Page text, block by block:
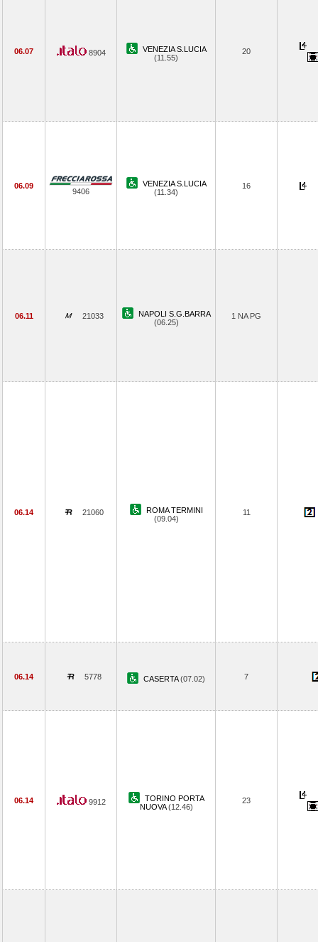
06.07 8904
VENEZIA S.LUCIA
(11.55)
20
06.09
9406
VENEZIA S.LUCIA
(11.34)
16
06.11 21033
NAPOLI S.G.BARRA
(06.25)
1 NA PG
06.14 21060
ROMA TERMINI
(09.04)
11
06.14 5778 CASERTA(07.02) 7
06.14 9912
TORINO PORTA
NUOVA(12.46)
23